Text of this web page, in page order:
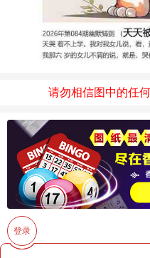
请勿相信图中的任
登录